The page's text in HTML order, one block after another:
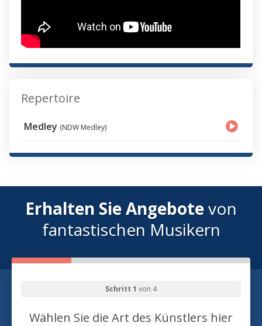
Repertoire
Medley (NDW Medley)
Erhalten Sie Angebotevon
fantastischen Musikern
Schritt 1 von 4
Wählen Sie die Art des Künstlers hier